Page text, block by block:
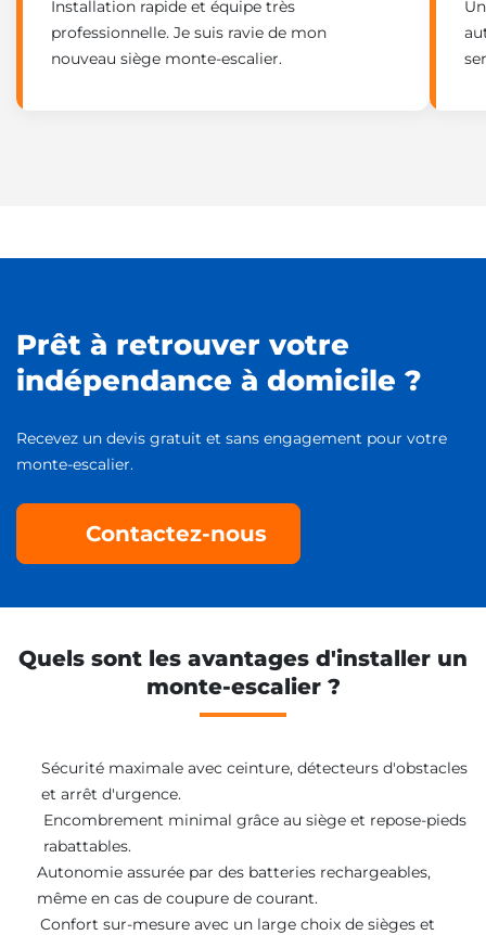
Installation rapide et équipe très
professionnelle. Je suis ravie de mon
nouveau siège monte-escalier.
Prêt à retrouver votre
indépendance à domicile ?
Recevez un devis gratuit et sans engagement pour votre
monte-escalier.
Contactez-nous
Quels sont les avantages d'installer un
monte-escalier ?
Sécurité maximale avec ceinture, détecteurs d'obstacles
et arrêt d'urgence.
Encombrement minimal grâce au siège et repose-pieds
rabattables.
Autonomie assurée par des batteries rechargeables,
même en cas de coupure de courant.
Confort sur-mesure avec un large choix de sièges et